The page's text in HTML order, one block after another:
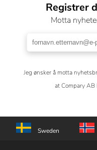
Registrer
Motta
Jeg ønsker å motta
at Compary
Sweden